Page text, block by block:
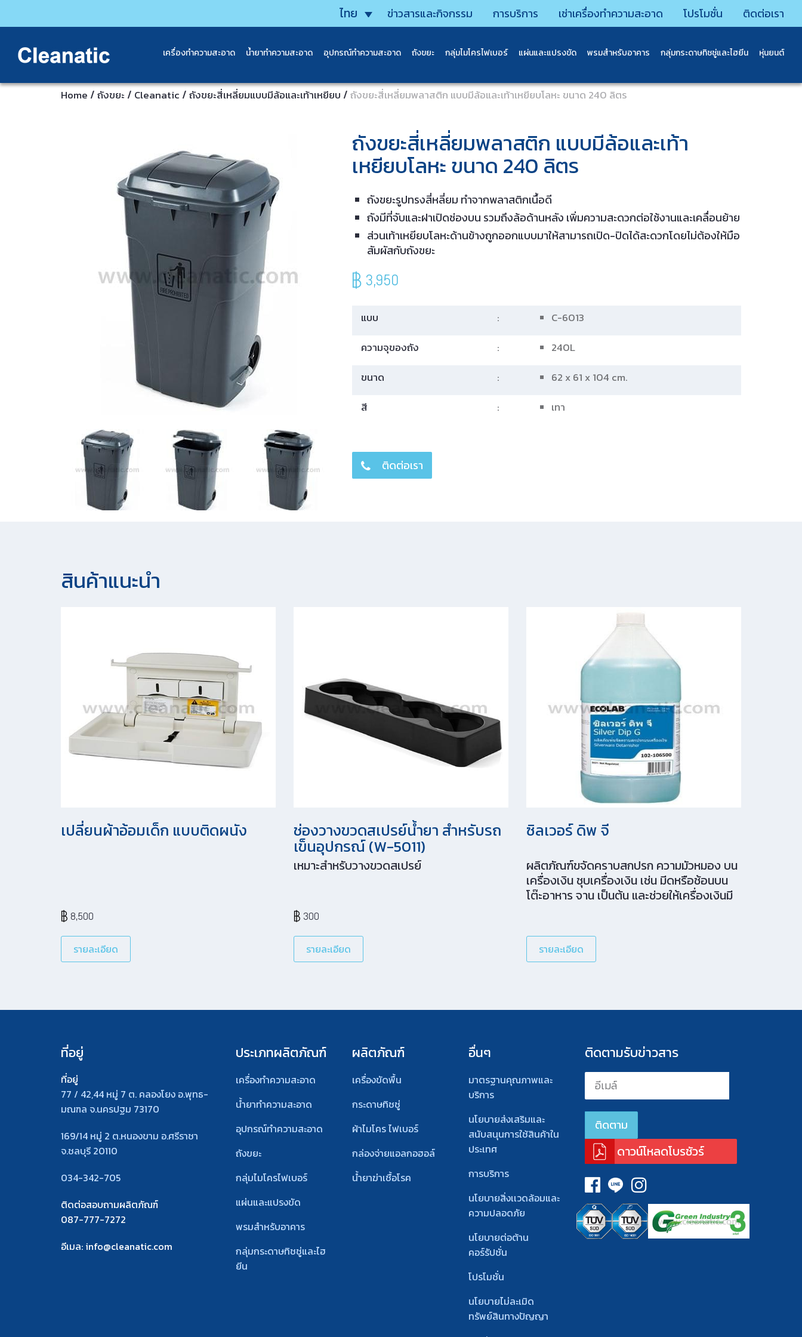
ข่าวสารและกิจกรรม การบริการ เช่าเครื่องทำความสะอาด โปรโมชั่น ติดต่อเรา
ไทย
เครื่องทำความสะอาด น้ำยาทำความสะอาด อุปกรณ์ทำความสะอาด ถังขยะ กลุ่มไมโครไฟเบอร์ แผ่นและแปรงขัด พรมสําหรับอาคาร กลุ่มกระดาษทิชชู่และไฮยีน หุ่นยนต์
Home /ถังขยะ / Cleanatic /ถังขยะสี่เหลี่ยมแบบมีล้อและเท้าเหยียบ /ถังขยะสี่เหลี่ยมพลาสติก แบบมีล้อและเท้าเหยียบโลหะ ขนาด 240 ลิตร
ถังขยะสี่เหลี่ยมพลาสติก แบบมีล้อและเท้า
เหยียบโลหะ ขนาด 240 ลิตร
ถังขยะรูปทรงสี่หลี่ยม ทำจากพลาสติกเนื้อดี
ถังมีที่จับและฝาเปิดช่องบน รวมถึงล้อด้านหลัง เพิ่มความสะดวกต่อใช้งานและเคลื่อนย้าย
ส่วนเท้าเหยียบโลหะด้านข้างถูกออกแบบมาให้สามารถเปิด-ปิดได้สะดวกโดยไม่ต้องให้มือ
สัมผัสกับถังขยะ
3,950
แบบ :
C-6013
ความจุของถัง
:
240L
ขนาด
:
62 x 61 x 104 cm.
สี
: เทา
ติดต่อเรา
สินค้าแนะนํา
เปลี่ยนผ้าอ้อมเด็ก แบบติดผนัง
8,500
รายละเอียด
ช่องวางขวดสเปรย์น้ำยา สำหรับรถ
เข็นอุปกรณ์ (W-5011)
เหมาะสำหรับวางขวดสเปรย์
300
รายละเอียด
ซิลเวอร์ ดิพ จี
ผลิตภัณฑ์ขจัดคราบสกปรก ความมัวหมอง บน
เครื่องเงิน ชุบเครื่องเงิน เช่น มีดหรือช้อนบน
โต๊ะอาหาร จาน เป็นต้น และช่วยให้เครื่องเงินมี
รายละเอียด
ที่อยู่
ที่อยู่
77 / 42,44 หมู่ 7 ต. คลองโยง อ.พุทธ-
มณฑล จ.นครปฐม 73170
169/14 หมู่ 2 ต.หนองขาม อ.ศรีราชา
จ.ชลบุรี 20110
034-342-705
ติดต่อสอบถามผลิตภัณฑ์
087-777-7272
อีเมล: info@cleanatic.com
ประเภทผลิตภัณฑ์
เครื่องทำความสะอาด
น้ำยาทำความสะอาด
อุปกรณ์ทําความสะอาด
ถังขยะ
กลุ่มไมโครไฟเบอร์
แผ่นและแปรงขัด
พรมสําหรับอาคาร
กลุ่มกระดาษทิชชู่และไฮ
ยีน
ผลิตภัณฑ์
เครื่องขัดพื้น
กระดาษทิชชู่
ผ้าไมโคร ไฟเบอร์
กล่องจ่ายแอลกอฮอล์
น้ำยาฆ่าเชื้อโรค
อื่นๆ
มาตรฐานคุณภาพและ
บริการ
นโยบายส่งเสริมและ
สนับสนุนการใช้สินค้าใน
ประเทศ
การบริการ
นโยบายสิ่งเเวดล้อมและ
ความปลอดภัย
นโยบายต่อต้าน
คอร์รัปชั่น
โปรโมชั่น
นโยบายไม่ละเมิด
ทรัพย์สินทางปัญญา
ติดตามรับข่าวสาร
ดาวน์โหลดโบรชัวร์